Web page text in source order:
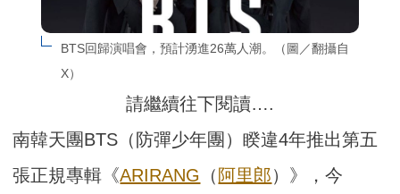
BTS回歸演唱會，預計湧進26萬人潮。（圖／翻攝自
X）
請繼續往下閱讀….
南韓天團BTS（防彈少年團）睽違4年推出第五
張正規專輯《ARIRANG （ 阿里郎）》，今